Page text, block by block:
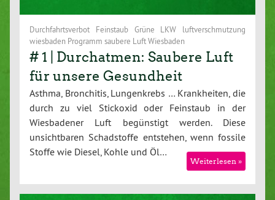
Durchfahrtsverbot Feinstaub Grüne LKW luftverschmutzung
wiesbaden Programm saubere Luft Wiesbaden
# 1 | Durchatmen: Saubere Luft
für unsere Gesundheit
Asthma, Bronchitis, Lungenkrebs … Krankheiten, die
durch zu viel Stickoxid oder Feinstaub in der
Wiesbadener Luft begünstigt werden. Diese
unsichtbaren Schadstoffe entstehen, wenn fossile
Stoffe wie Diesel, Kohle und Öl…
Weiterlesen »